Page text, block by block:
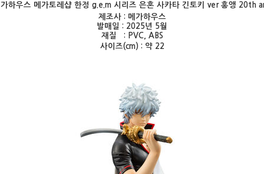
하우스 메가토레샵 한정 g.e.m 시리즈 은혼 사카타 긴토키 ver 홍앵 20th
제조사 : 메가하우스
발매일 : 2025년 5월
재질 : PVC, ABS
사이즈(cm) : 약 22